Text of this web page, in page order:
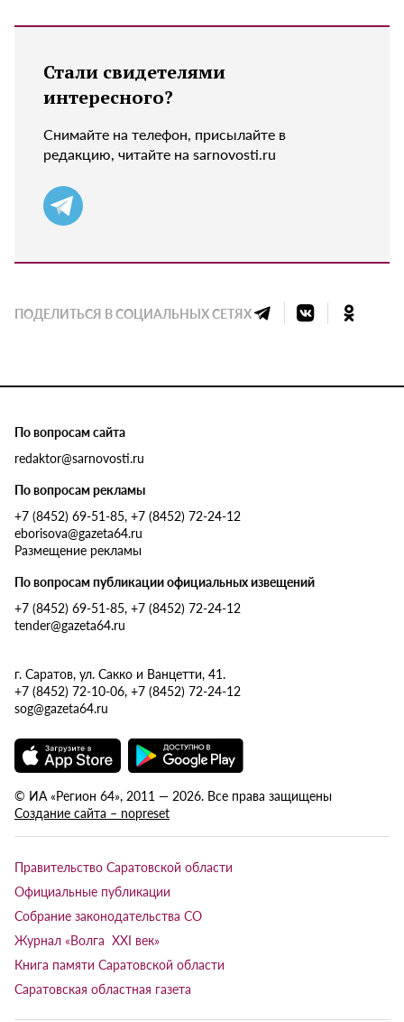
Стали свидетелями
интересного?
Снимайте на телефон, присылайте в
редакцию, читайте на sarnovosti.ru
ПОДЕЛИТЬСЯ В СОЦИАЛЬНЫХ СЕТЯХ
По вопросам сайта
redaktor@sarnovosti.ru
По вопросам рекламы
+7 (8452) 69-51-85, +7 (8452) 72-24-12
eborisova@gazeta64.ru
Размещение рекламы
По вопросам публикации официальных извещений
+7 (8452) 69-51-85, +7 (8452) 72-24-12
tender@gazeta64.ru
г. Саратов, ул. Сакко и Ванцетти, 41.
+7 (8452) 72-10-06, +7 (8452) 72-24-12
sog@gazeta64.ru
© ИА «Регион 64», 2011 — 2026. Все права защищены
Создание сайта – nopreset
Правительство Саратовской области
Официальные публикации
Собрание законодательства СО
Журнал «Волга XXI век»
Книга памяти Саратовской области
Саратовская областная газета